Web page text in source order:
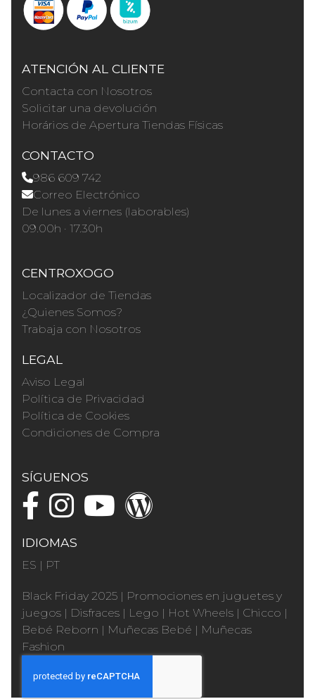
ATENCIÓN AL CLIENTE
Contacta con Nosotros
Solicitar una devolución
Horários de Apertura Tiendas Físicas
CONTACTO
986 609 742
Correo Electrónico
De lunes a viernes (laborables)
09.00h · 17.30h
CENTROXOGO
Localizador de Tiendas
¿Quienes Somos?
Trabaja con Nosotros
LEGAL
Aviso Legal
Política de Privacidad
Política de Cookies
Condiciones de Compra
SÍGUENOS
IDIOMAS
ES | PT
Black Friday 2025 | Promociones en juguetes y
juegos | Disfraces | Lego | Hot Wheels | Chicco |
Bebé Reborn | Muñecas Bebé | Muñecas
Fashion